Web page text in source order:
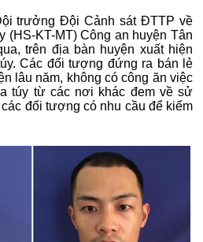
trưởng Đội Cảnh sát ĐTTP về
(HS-KT-MT) Công an huyện Tân
trên địa bàn huyện xuất hiện
Các đối tượng đứng ra bán lẻ
lâu năm, không có công ăn việc
túy từ các nơi khác đem về sử
đối tượng có nhu cầu để kiếm